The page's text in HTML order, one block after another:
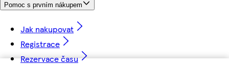
Pomoc s prvním nákupem
Jak nakupovat
Registrace
Rezervace času